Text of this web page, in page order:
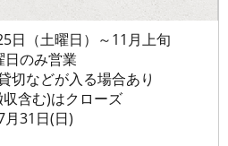
日（土曜日）～11月上旬
のみ営業
切などが入る場合あり
収含む)はクローズ
31日(日)